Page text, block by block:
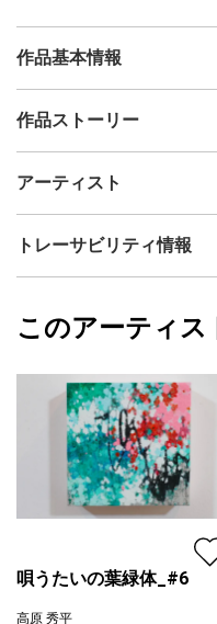
作品基本情報
出品者
制作年
油彩
カラー
ホワイト
ジャンル
抽象画
配送目安
二週間以
作品ストーリー
浮かんだ野草が反射して、
急がないで歩いて進む。
アーティスト
高原 秀平
フォロー
トレーサビリティ情報
高原 秀平
このアーティス
唄うたいの葉緑体_#6
高原 秀平